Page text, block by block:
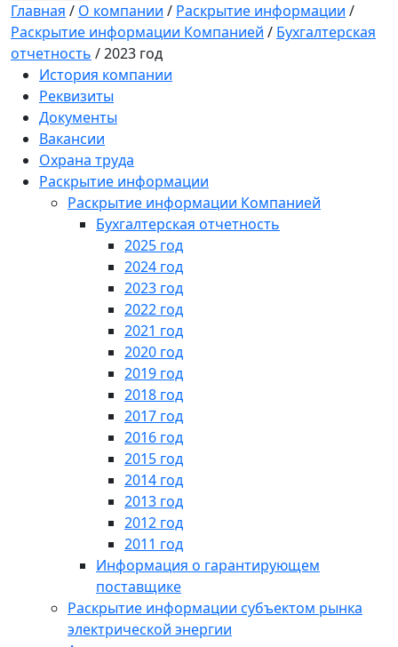
Главная / О компании / Раскрытие информации /
Раскрытие информации Компанией / Бухгалтерская
отчетность /2023 год
История компании
Реквизиты
Документы
Вакансии
Охрана труда
Раскрытие информации
Раскрытие информации Компанией
Бухгалтерская отчетность
2025 год
2024 год
2023 год
2022 год
2021 год
2020 год
2019 год
2018 год
2017 год
2016 год
2015 год
2014 год
2013 год
2012 год
2011 год
Информация о гарантирующем
поставщике
Раскрытие информации субъектом рынка
электрической энергии